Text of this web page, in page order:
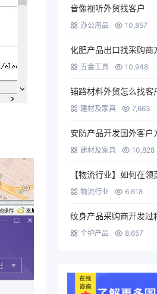
音像视听外贸找客户
办公用品 10,857
化肥产品出口找采购商
五金工具 10,948
铺路材料外贸怎么找客
建材及家具 7,663
安防产品开发国外客户
建材及家具 10,828
【物流行业】如何在
物流行业 6,618
纹身产品采购商开发过
个护产品 8,657